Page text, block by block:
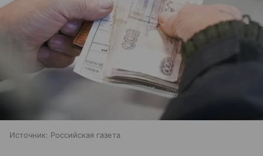
Источник: Российская газета